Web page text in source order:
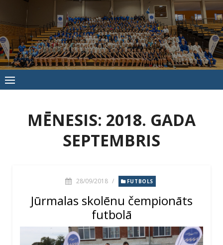
to
content
Jūrmalas
Sporta
skola
MĒNESIS: 2018. GADA
SEPTEMBRIS
28/09/2018 / FUTBOLS
Jūrmalas skolēnu čempionāts
futbolā